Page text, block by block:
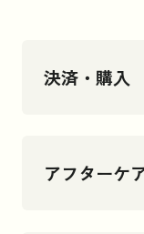
決済・購入
アフターケ